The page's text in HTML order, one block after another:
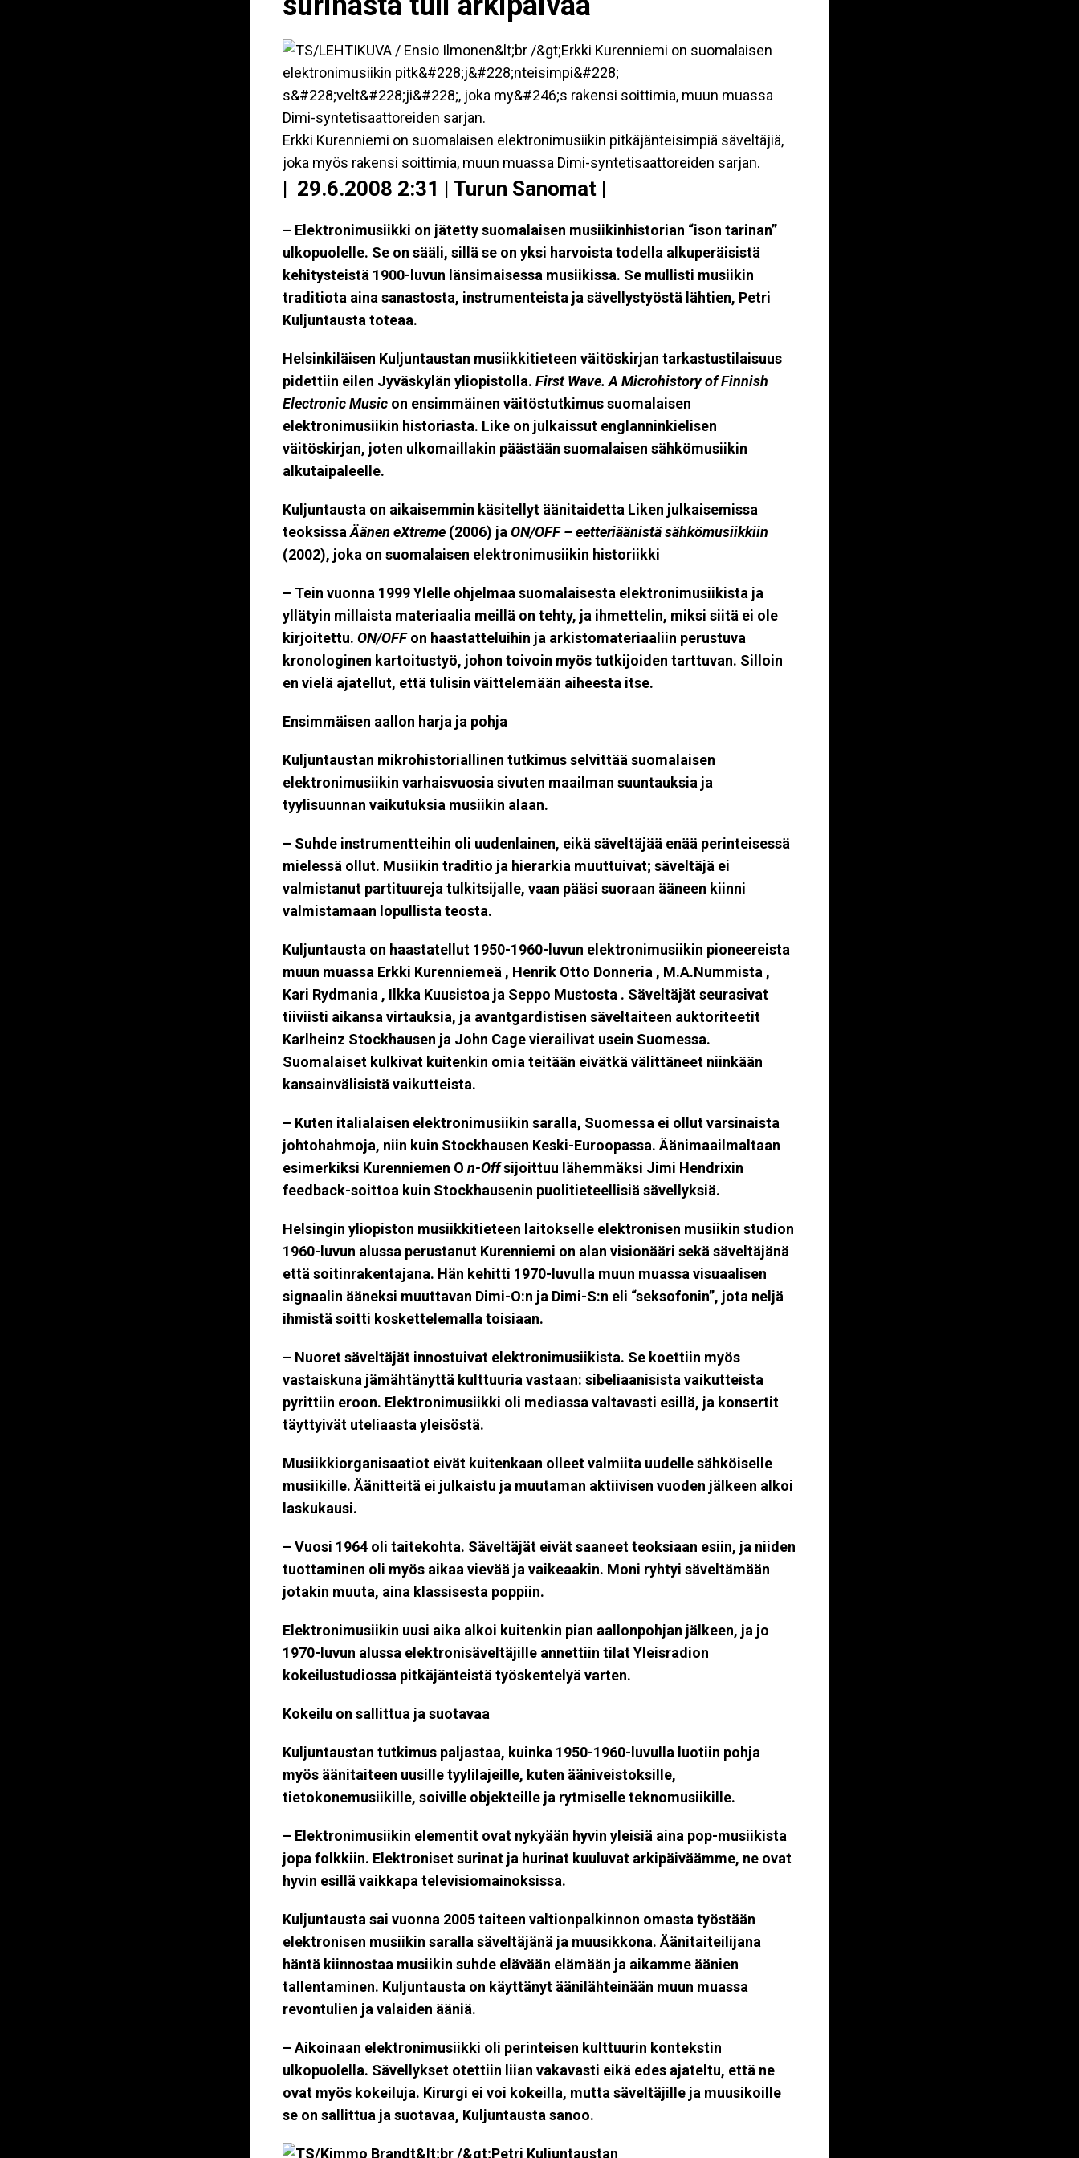
Erkki Kurenniemi on suomalaisen elektronimusiikin pitkäjänteisimpiä säveltäjiä,
joka myös rakensi soittimia, muun muassa Dimi-syntetisaattoreiden sarjan.
| 29.6.2008 2:31 | Turun Sanomat |
– Elektronimusiikki on jätetty suomalaisen musiikinhistorian “ison tarinan”
ulkopuolelle. Se on sääli, sillä se on yksi harvoista todella alkuperäisistä
kehitysteistä 1900-luvun länsimaisessa musiikissa. Se mullisti musiikin
traditiota aina sanastosta, instrumenteista ja sävellystyöstä lähtien, Petri
Kuljuntaustatoteaa.
Helsinkiläisen Kuljuntaustan musiikkitieteen väitöskirjan tarkastustilaisuus
pidettiin eilen Jyväskylän yliopistolla. First Wave. A Microhistory of Finnish
Electronic Music on ensimmäinen väitöstutkimus suomalaisen
elektronimusiikin historiasta. Like on julkaissut englanninkielisen
väitöskirjan, joten ulkomaillakin päästään suomalaisen sähkömusiikin
alkutaipaleelle.
Kuljuntausta on aikaisemmin käsitellyt äänitaidetta Liken julkaisemissa
teoksissaÄänen eXtreme (2006) jaON/OFF – eetteriäänistä sähkömusiikkiin
(2002), joka on suomalaisen elektronimusiikin historiikki
– Tein vuonna 1999 Ylelle ohjelmaa suomalaisesta elektronimusiikista ja
yllätyin millaista materiaalia meillä on tehty, ja ihmettelin, miksi siitä ei ole
kirjoitettu. ON/OFFon haastatteluihin ja arkistomateriaaliin perustuva
kronologinen kartoitustyö, johon toivoin myös tutkijoiden tarttuvan. Silloin
en vielä ajatellut, että tulisin väittelemään aiheesta itse.
Ensimmäisen aallon harja ja pohja
Kuljuntaustan mikrohistoriallinen tutkimus selvittää suomalaisen
elektronimusiikin varhaisvuosia sivuten maailman suuntauksia ja
tyylisuunnan vaikutuksia musiikin alaan.
– Suhde instrumentteihin oli uudenlainen, eikä säveltäjää enää perinteisessä
mielessä ollut. Musiikin traditio ja hierarkia muuttuivat; säveltäjä ei
valmistanut partituureja tulkitsijalle, vaan pääsi suoraan ääneen kiinni
valmistamaan lopullista teosta.
Kuljuntausta on haastatellut 1950-1960-luvun elektronimusiikin pioneereista
muun muassa Erkki Kurenniemeä , Henrik Otto Donneria , M.A.Nummista ,
Kari Rydmania , Ilkka Kuusistoa ja Seppo Mustosta . Säveltäjät seurasivat
tiiviisti aikansa virtauksia, ja avantgardistisen säveltaiteen auktoriteetit
Karlheinz Stockhausen ja John Cagevierailivat usein Suomessa.
Suomalaiset kulkivat kuitenkin omia teitään eivätkä välittäneet niinkään
kansainvälisistä vaikutteista.
– Kuten italialaisen elektronimusiikin saralla, Suomessa ei ollut varsinaista
johtohahmoja, niin kuin Stockhausen Keski-Euroopassa. Äänimaailmaltaan
esimerkiksi Kurenniemen O n-Offsijoittuu lähemmäksi Jimi Hendrixin
feedback-soittoa kuin Stockhausenin puolitieteellisiä sävellyksiä.
Helsingin yliopiston musiikkitieteen laitokselle elektronisen musiikin studion
1960-luvun alussa perustanut Kurenniemi on alan visionääri sekä säveltäjänä
että soitinrakentajana. Hän kehitti 1970-luvulla muun muassa visuaalisen
signaalin ääneksi muuttavan Dimi-O:n ja Dimi-S:n eli “seksofonin”, jota neljä
ihmistä soitti koskettelemalla toisiaan.
– Nuoret säveltäjät innostuivat elektronimusiikista. Se koettiin myös
vastaiskuna jämähtänyttä kulttuuria vastaan: sibeliaanisista vaikutteista
pyrittiin eroon. Elektronimusiikki oli mediassa valtavasti esillä, ja konsertit
täyttyivät uteliaasta yleisöstä.
Musiikkiorganisaatiot eivät kuitenkaan olleet valmiita uudelle sähköiselle
musiikille. Äänitteitä ei julkaistu ja muutaman aktiivisen vuoden jälkeen alkoi
laskukausi.
– Vuosi 1964 oli taitekohta. Säveltäjät eivät saaneet teoksiaan esiin, ja niiden
tuottaminen oli myös aikaa vievää ja vaikeaakin. Moni ryhtyi säveltämään
jotakin muuta, aina klassisesta poppiin.
Elektronimusiikin uusi aika alkoi kuitenkin pian aallonpohjan jälkeen, ja jo
1970-luvun alussa elektronisäveltäjille annettiin tilat Yleisradion
kokeilustudiossa pitkäjänteistä työskentelyä varten.
Kokeilu on sallittua ja suotavaa
Kuljuntaustan tutkimus paljastaa, kuinka 1950-1960-luvulla luotiin pohja
myös äänitaiteen uusille tyylilajeille, kuten ääniveistoksille,
tietokonemusiikille, soiville objekteille ja rytmiselle teknomusiikille.
– Elektronimusiikin elementit ovat nykyään hyvin yleisiä aina pop-musiikista
jopa folkkiin. Elektroniset surinat ja hurinat kuuluvat arkipäiväämme, ne ovat
hyvin esillä vaikkapa televisiomainoksissa.
Kuljuntausta sai vuonna 2005 taiteen valtionpalkinnon omasta työstään
elektronisen musiikin saralla säveltäjänä ja muusikkona. Äänitaiteilijana
häntä kiinnostaa musiikin suhde elävään elämään ja aikamme äänien
tallentaminen. Kuljuntausta on käyttänyt äänilähteinään muun muassa
revontulien ja valaiden ääniä.
– Aikoinaan elektronimusiikki oli perinteisen kulttuurin kontekstin
ulkopuolella. Sävellykset otettiin liian vakavasti eikä edes ajateltu, että ne
ovat myös kokeiluja. Kirurgi ei voi kokeilla, mutta säveltäjille ja muusikoille
se on sallittua ja suotavaa, Kuljuntausta sanoo.